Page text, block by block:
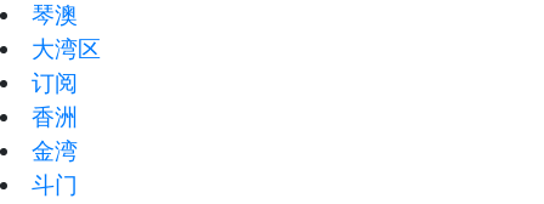
琴澳
大湾区
订阅
香洲
金湾
斗门